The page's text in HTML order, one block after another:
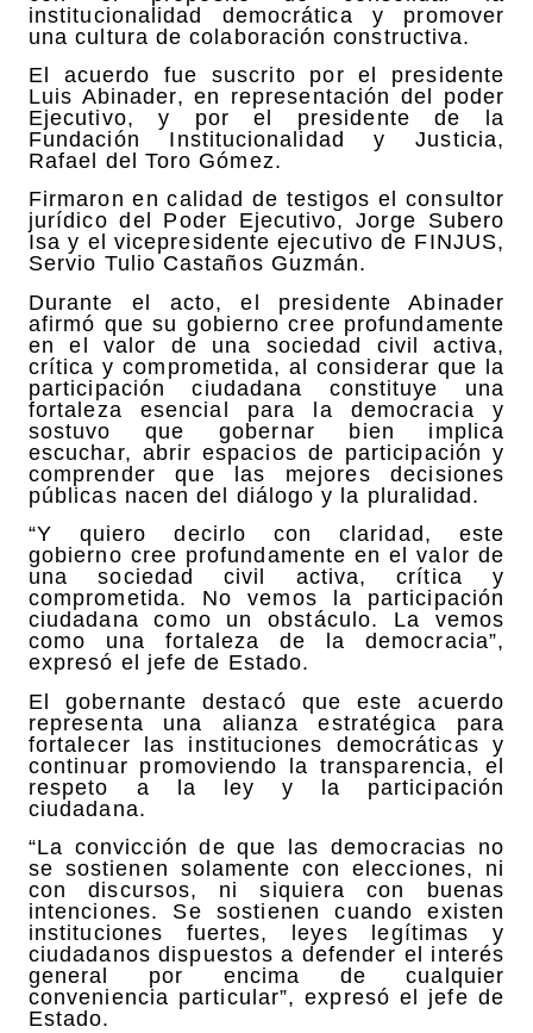
institucionalidad democrática y promover
una cultura de colaboración constructiva.
El acuerdo fue suscrito por el presidente
Luis Abinader, en representación del poder
Ejecutivo, y por el presidente de la
Fundación Institucionalidad y Justicia,
Rafael del Toro Gómez.
Firmaron en calidad de testigos el consultor
jurídico del Poder Ejecutivo, Jorge Subero
Isa y el vicepresidente ejecutivo de FINJUS,
Servio Tulio Castaños Guzmán.
Durante el acto, el presidente Abinader
afirmó que su gobierno cree profundamente
en el valor de una sociedad civil activa,
crítica y comprometida, al considerar que la
participación ciudadana constituye una
fortaleza esencial para la democracia y
sostuvo que gobernar bien implica
escuchar, abrir espacios de participación y
comprender que las mejores decisiones
públicas nacen del diálogo y la pluralidad.
“Y quiero decirlo con claridad, este
gobierno cree profundamente en el valor de
una sociedad civil activa, crítica y
comprometida. No vemos la participación
ciudadana como un obstáculo. La vemos
como una fortaleza de la democracia”,
expresó el jefe de Estado.
El gobernante destacó que este acuerdo
representa una alianza estratégica para
fortalecer las instituciones democráticas y
continuar promoviendo la transparencia, el
respeto a la ley y la participación
ciudadana.
“La convicción de que las democracias no
se sostienen solamente con elecciones, ni
con discursos, ni siquiera con buenas
intenciones. Se sostienen cuando existen
instituciones fuertes, leyes legítimas y
ciudadanos dispuestos a defender el interés
general por encima de cualquier
conveniencia particular”, expresó el jefe de
Estado.